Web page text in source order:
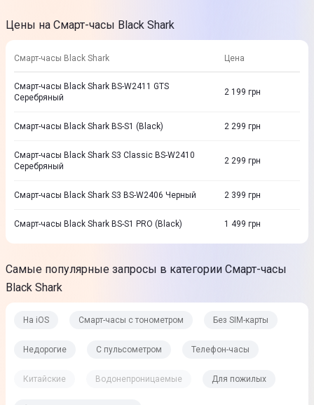
Цены на Смарт-часы Black Shark
Смарт-часы Black Shark Цена
Смарт-часы Black Shark BS-W2411 GTS
Серебряный
2 199 грн
Смарт-часы Black Shark BS-S1 (Black) 2 299 грн
Смарт-часы Black Shark S3 Classic BS-W2410
Серебряный
2 299 грн
Смарт-часы Black Shark S3 BS-W2406 Черный 2 399 грн
Смарт-часы Black Shark BS-S1 PRO (Black) 1 499 грн
Самые популярные запросы в категории Смарт-часы
Black Shark
На iOS Смарт-часы с тонометром Без SIM-карты
Недорогие С пульсометром Телефон-часы
Китайские Водонепроницаемые Для пожилых